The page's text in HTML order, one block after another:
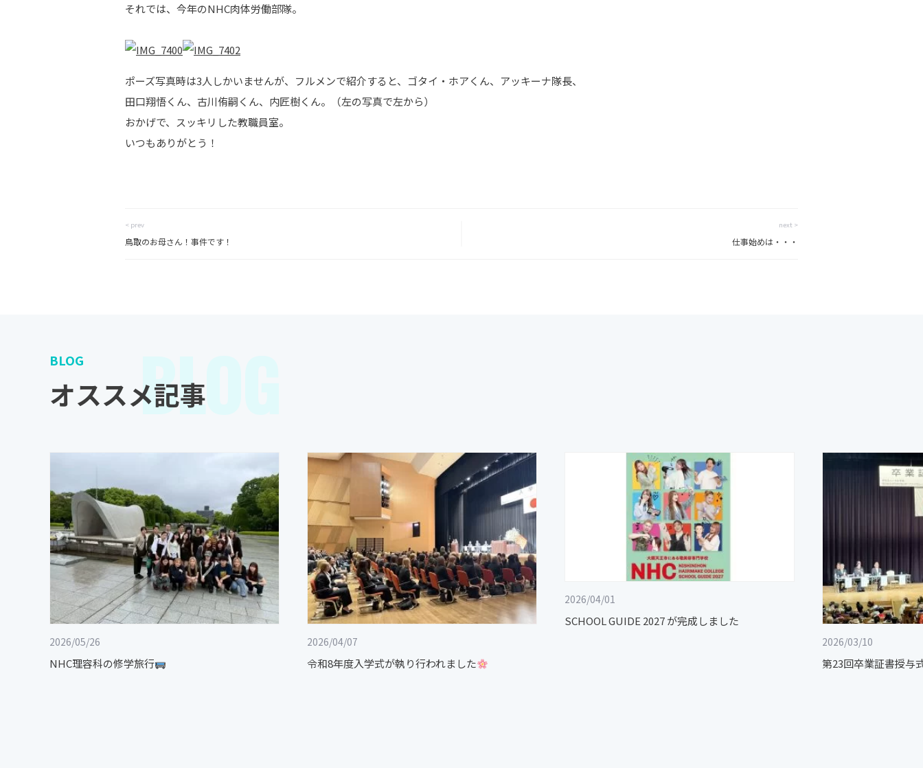
それでは、今年のNHC肉体労働部隊。
ポーズ写真時は3人しかいませんが、フルメンで紹介すると、ゴタイ・ホアくん、アッキーナ隊長、
田口翔悟くん、古川侑嗣くん、内匠樹くん。（左の写真で左から）
おかげで、スッキリした教職員室。
いつもありがとう！
< prev
鳥取のお母さん！事件です！
next >
仕事始めは・・・
BLOG
オススメ記事
BLOG
2026/05/26
NHC理容科の修学旅行
2026/04/07
令和8年度入学式が執り行われました
2026/04/01
SCHOOL GUIDE 2027 が完成しました
2026/03/10
第23回卒業証書授与